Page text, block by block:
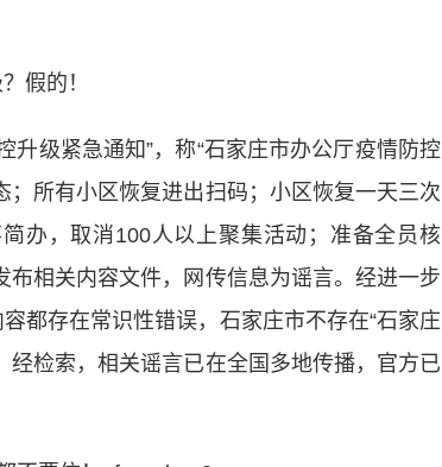
假的！
级紧急通知”，称“石家庄市办公厅疫情防控
所有小区恢复进出扫码；小区恢复一天三次
办，取消100人以上聚集活动；准备全员核
相关内容文件，网传信息为谣言。经进一步
都存在常识性错误，石家庄市不存在“石家庄
检索，相关谣言已在全国多地传播，官方已